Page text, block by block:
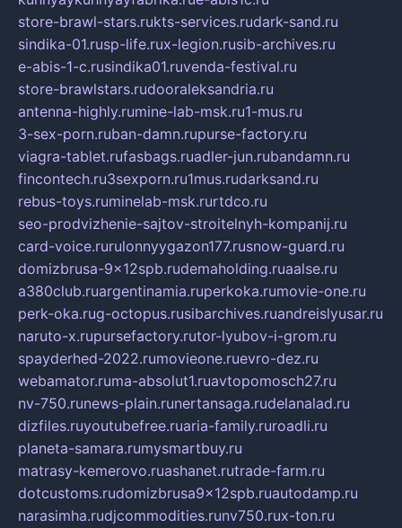
store-brawl-stars.rukts-services.rudark-sand.ru
sindika-01.rusp-life.rux-legion.rusib-archives.ru
e-abis-1-c.rusindika01.ruvenda-festival.ru
store-brawlstars.rudooraleksandria.ru
antenna-highly.rumine-lab-msk.ru1-mus.ru
3-sex-porn.ruban-damn.rupurse-factory.ru
viagra-tablet.rufasbags.ruadler-jun.rubandamn.ru
fincontech.ru3sexporn.ru1mus.rudarksand.ru
rebus-toys.ruminelab-msk.rurtdco.ru
seo-prodvizhenie-sajtov-stroitelnyh-kompanij.ru
card-voice.rurulonnyygazon177.rusnow-guard.ru
domizbrusa-9x12spb.rudemaholding.ruaalse.ru
a380club.ruargentinamia.ruperkoka.rumovie-one.ru
perk-oka.rug-octopus.rusibarchives.ruandreislyusar.ru
naruto-x.rupursefactory.rutor-lyubov-i-grom.ru
spayderhed-2022.rumovieone.ruevro-dez.ru
webamator.ruma-absolut1.ruavtopomosch27.ru
nv-750.runews-plain.runertansaga.rudelanalad.ru
dizfiles.ruyoutubefree.ruaria-family.ruroadli.ru
planeta-samara.rumysmartbuy.ru
matrasy-kemerovo.ruashanet.rutrade-farm.ru
dotcustoms.rudomizbrusa9x12spb.ruautodamp.ru
narasimha.rudjcommodities.runv750.rux-ton.ru